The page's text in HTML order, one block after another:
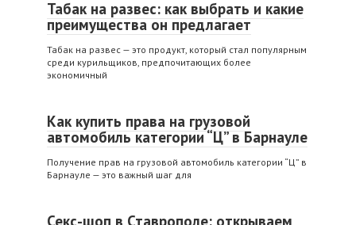
Табак на развес: как выбрать и какие
преимущества он предлагает
Табак на развес — это продукт, который стал популярным
среди курильщиков, предпочитающих более
экономичный
Как купить права на грузовой
автомобиль категории “Ц” в Барнауле
Получение прав на грузовой автомобиль категории “Ц” в
Барнауле — это важный шаг для
Секс-шоп в Ставрополе: открываем